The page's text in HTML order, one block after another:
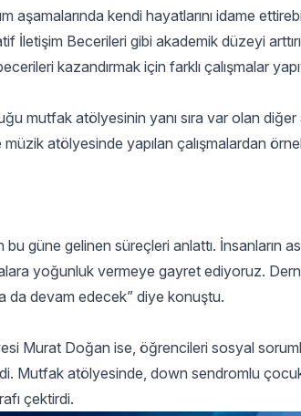
aşamalarında kendi hayatlarını idame
Becerileri gibi akademik düzeyi
kazandırmak için farklı çalışmalar
mutfak atölyesinin yanı sıra var olan
atölyesinde yapılan çalışmalardan
güne gelinen süreçleri anlattı. İnsanların
yoğunluk vermeye gayret ediyoruz.
da devam edecek” diye konuştu.
Murat Doğan ise, öğrencileri sosyal
Mutfak atölyesinde, down sendromlu
çektirdi.